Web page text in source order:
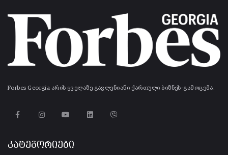
Forbes Georgia არის ყველაზე გავლენიანი ქართული ბიზნეს-გამოცემა.
კატეგორიები